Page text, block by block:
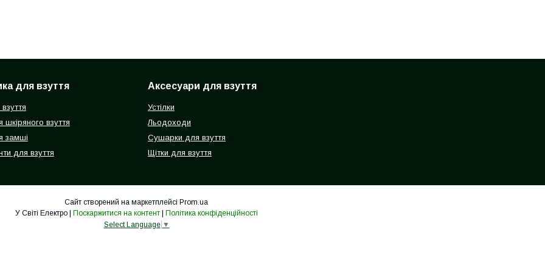
для взуття
взуття
замші
для взуття
Аксесуари для взуття
Устілки
Льодоходи
Сушарки для взуття
Щітки для взуття
Сайт створений на маркетплейсі Prom.ua
У Світі Електро | Поскаржитися на контент | Політика конфіденційності
Select Language ▼